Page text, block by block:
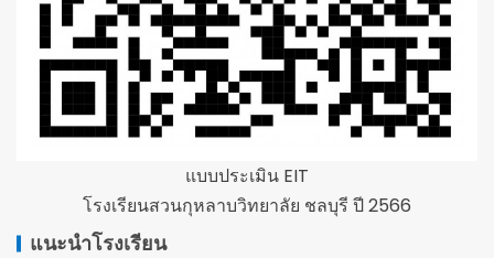
แบบประเมิน EIT
โรงเรียนสวนกุหลาบวิทยาลัย ชลบุรี ปี 2566
แนะนำโรงเรียน